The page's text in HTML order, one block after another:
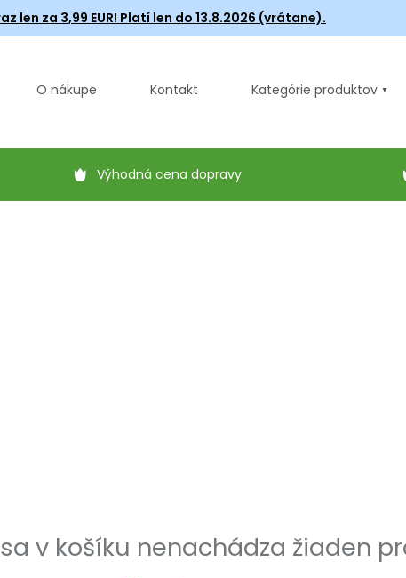
len za 3,99 EUR! Platí len do 13.8.2026 (vrátane).
O nákupe Kontakt Kategórie produktov
Výhodná cena dopravy
v košíku nenachádza žiaden